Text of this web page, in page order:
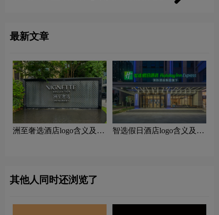
最新文章
洲至奢选酒店logo含义及酒
‌智选假日酒店logo含义及酒
其他人同时还浏览了